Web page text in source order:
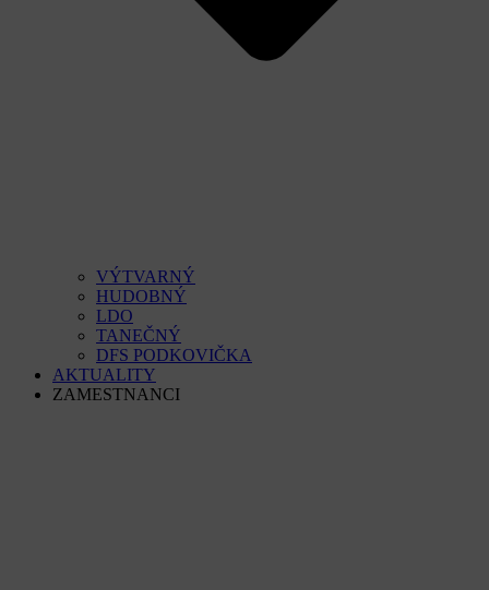
VÝTVARNÝ
HUDOBNÝ
LDO
TANEČNÝ
DFS PODKOVIČKA
AKTUALITY
ZAMESTNANCI